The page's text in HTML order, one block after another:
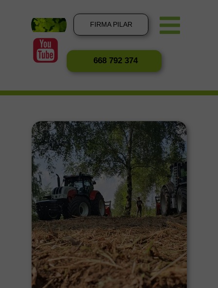
668 792 374
FIRMA PILAR